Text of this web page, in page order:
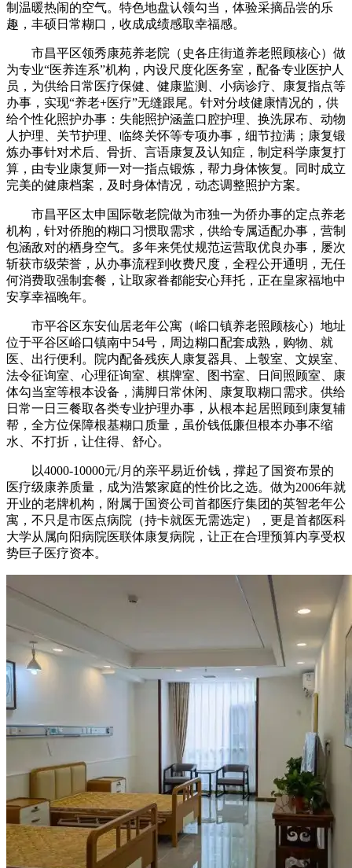
制温暖热闹的空气。特色地盘认领勾当，体验采摘品尝的乐
趣，丰硕日常糊口，收成成绩感取幸福感。
市昌平区领秀康苑养老院（史各庄街道养老照顾核心）做
为专业“医养连系”机构，内设尺度化医务室，配备专业医护人
员，为供给日常医疗保健、健康监测、小病诊疗、康复指点等
办事，实现“养老+医疗”无缝跟尾。针对分歧健康情况的，供
给个性化照护办事：失能照护涵盖口腔护理、换洗尿布、动物
人护理、关节护理、临终关怀等专项办事，细节拉满；康复锻
炼办事针对术后、骨折、言语康复及认知症，制定科学康复打
算，由专业康复师一对一指点锻炼，帮力身体恢复。同时成立
完美的健康档案，及时身体情况，动态调整照护方案。
市昌平区太申国际敬老院做为市独一为侨办事的定点养老
机构，针对侨胞的糊口习惯取需求，供给专属适配办事，营制
包涵敌对的栖身空气。多年来凭仗规范运营取优良办事，屡次
斩获市级荣誉，从办事流程到收费尺度，全程公开通明，无任
何消费取强制套餐，让取家眷都能安心拜托，正在皇家福地中
安享幸福晚年。
市平谷区东安仙居老年公寓（峪口镇养老照顾核心）地址
位于平谷区峪口镇南中54号，周边糊口配套成熟，购物、就
医、出行便利。院内配备残疾人康复器具、上彀室、文娱室、
法令征询室、心理征询室、棋牌室、图书室、日间照顾室、康
体勾当室等根本设备，满脚日常休闲、康复取糊口需求。供给
日常一日三餐取各类专业护理办事，从根本起居照顾到康复辅
帮，全方位保障根基糊口质量，虽价钱低廉但根本办事不缩
水、不打折，让住得、舒心。
以4000-10000元/月的亲平易近价钱，撑起了国资布景的
医疗级康养质量，成为浩繁家庭的性价比之选。做为2006年就
开业的老牌机构，附属于国资公司首都医疗集团的英智老年公
寓，不只是市医点病院（持卡就医无需选定），更是首都医科
大学从属向阳病院医联体康复病院，让正在合理预算内享受权
势巨子医疗资本。